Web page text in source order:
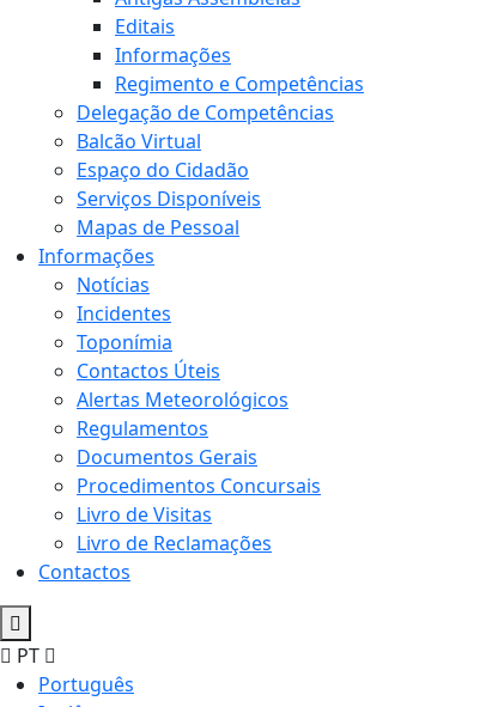
Editais
Informações
Regimento e Competências
Delegação de Competências
Balcão Virtual
Espaço do Cidadão
Serviços Disponíveis
Mapas de Pessoal
Informações
Notícias
Incidentes
Toponímia
Contactos Úteis
Alertas Meteorológicos
Regulamentos
Documentos Gerais
Procedimentos Concursais
Livro de Visitas
Livro de Reclamações
Contactos
PT
Português